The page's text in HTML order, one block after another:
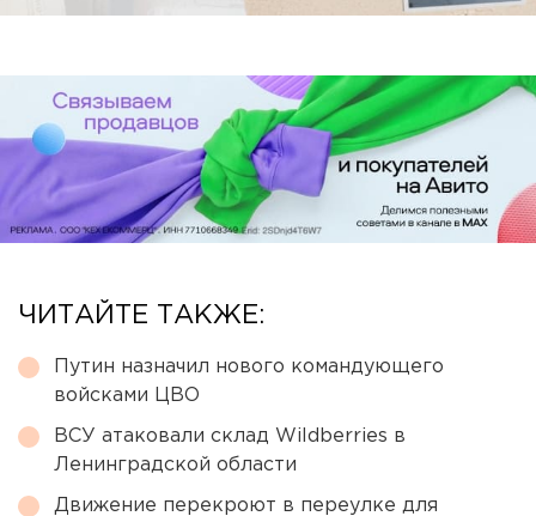
ЧИТАЙТЕ ТАКЖЕ:
Путин назначил нового командующего
войсками ЦВО
ВСУ атаковали склад Wildberries в
Ленинградской области
Движение перекроют в переулке для